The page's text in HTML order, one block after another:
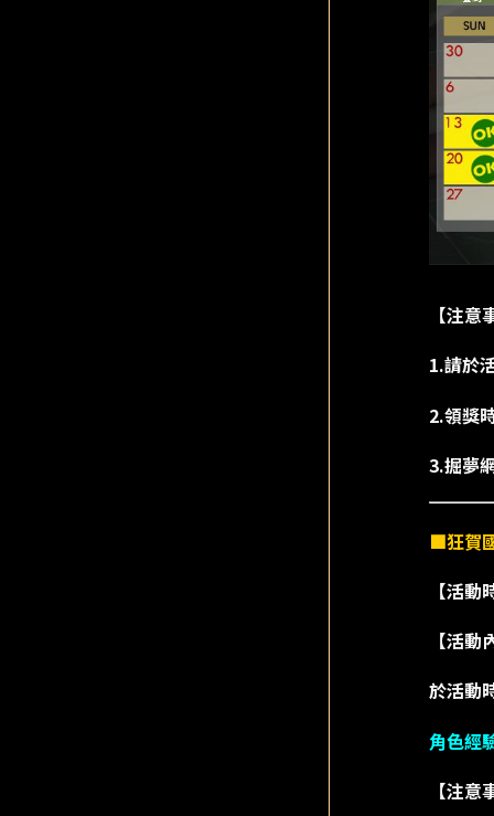
【注意
1.請於
2.領獎
3.掘夢
■狂賀
【活
【活動
於活動
角色經
【注意